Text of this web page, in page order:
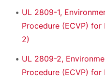
UL 2809-1,
Procedure (ECVP)
2)
UL 2809-2,
Procedure (ECVP)